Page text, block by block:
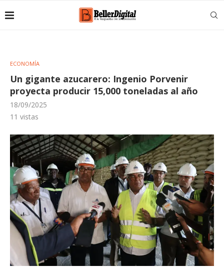
ECONOMÍA
Un gigante azucarero: Ingenio Porvenir
proyecta producir 15,000 toneladas al año
18/09/2025
11 vistas